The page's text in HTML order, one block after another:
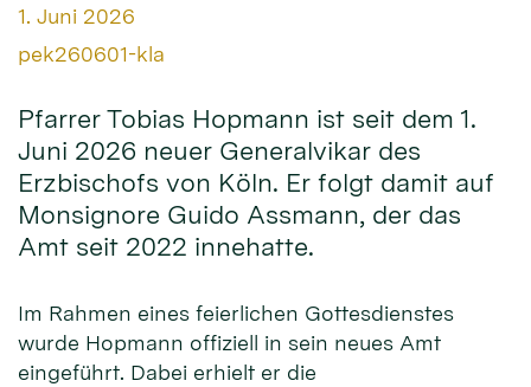
Datum:
1. Juni 2026
Von:
pek260601-kla
Pfarrer Tobias Hopmann ist seit dem 1.
Juni 2026 neuer Generalvikar des
Erzbischofs von Köln. Er folgt damit auf
Monsignore Guido Assmann, der das
Amt seit 2022 innehatte.
Im Rahmen eines feierlichen Gottesdienstes
wurde Hopmann offiziell in sein neues Amt
eingeführt. Dabei erhielt er die